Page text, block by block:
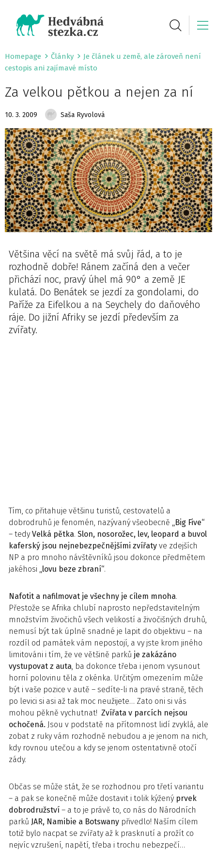
Homepage Články
Je článek u země, ale zároveň není
cestopis ani zajímavé místo
Za velkou pětkou a nejen za ní
10. 3. 2009 Saša Ryvolová
Většina věcí na světě má svůj řád, a to je
rozhodně dobře! Ránem začíná den a večer
přichází noc, pravý úhel má 90° a země JE
kulatá. Do Benátek se jezdí za gondolami, do
Paříže za Eifelkou a na Seychely do daňového
ráje. Do jižní Afriky se jezdí především za
zvířaty.
Tím, co přitahuje většinu turistů, cestovatelů a
dobrodruhů je fenomén, nazývaný všeobecně „Big Five“
– tedy Velká pětka. Slon, nosorožec, lev, leopard a buvol
kaferský jsou nejnebezpečnějšími zvířaty ve zdejších
NP a pro mnoho návštěvníků jsou dokonce předmětem
jakéhosi „lovu beze zbraní“.
Nafotit a nafilmovat je všechny je cílem mnoha.
Přestože se Afrika chlubí naprosto nepředstavitelným
množstvím živočichů všech velikostí a živočišných druhů,
nemusí být tak úplně snadné je lapit do objektivu – na
rozdíl od památek vám nepostojí, a vy jste krom jiného
limitováni i tím, že ve většině parků je zakázáno
vystupovat z auta, ba dokonce třeba i jenom vysunout
horní polovinu těla z okénka. Určitým omezením může
být i vaše pozice v autě – sedíte-li na pravé straně, těch
po levici si asi až tak moc neužijete… Zato oni si vás
mohou pěkně vychutnat! Zvířata v parcích nejsou
ochočená. Jsou v podstatě na přítomnost lidí zvyklá, ale
zobat z ruky vám rozhodně nebudou a je jenom na nich,
kdy rovnou utečou a kdy se jenom ostentativně otočí
zády.
Občas se může stát, že se rozhodnou pro třetí variantu
– a pak se konečně může dostavit i tolik kýžený prvek
dobrodružství – a to je právě to, co nás do Národních
parků JAR, Namibie a Botswany přivedlo! Naším cílem
totiž bylo nacpat se zvířaty až k prasknutí a prožít co
nejvíc vzrušení, napětí, třeba i trochu nebezpečí…